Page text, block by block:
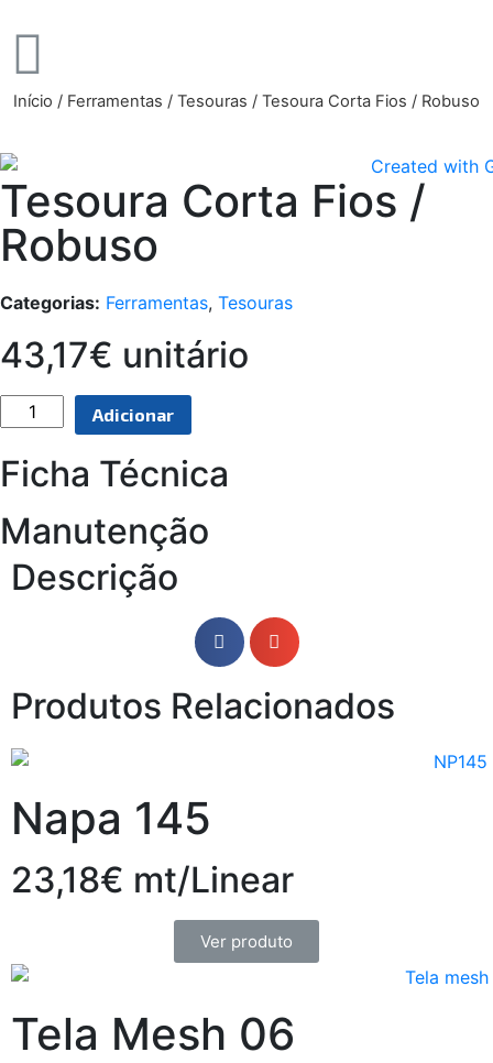
Início / Ferramentas / Tesouras / Tesoura Corta Fios / Robuso
Tesoura Corta Fios /
Robuso
Categorias: Ferramentas, Tesouras
43,17€ unitário
Adicionar
Ficha Técnica
Manutenção
Descrição
Produtos Relacionados
Napa 145
23,18€ mt/Linear
Ver produto
Tela Mesh 06